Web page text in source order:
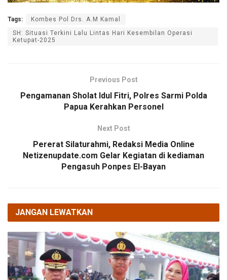
Tags:
Kombes Pol Drs. A.M Kamal
SH: Situasi Terkini Lalu Lintas Hari Kesembilan Operasi
Ketupat-2025
Previous Post
Pengamanan Sholat Idul Fitri, Polres Sarmi Polda
Papua Kerahkan Personel
Next Post
Pererat Silaturahmi, Redaksi Media Online
Netizenupdate.com Gelar Kegiatan di kediaman
Pengasuh Ponpes El-Bayan
JANGAN LEWATKAN